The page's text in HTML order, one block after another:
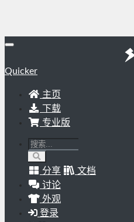
Quicker
主页
下载
专业版
分享
文档
讨论
外观
登录